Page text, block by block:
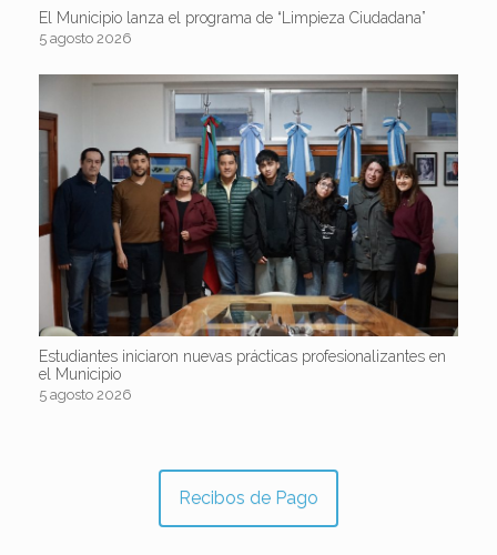
El Municipio lanza el programa de “Limpieza Ciudadana”
5 agosto 2026
Estudiantes iniciaron nuevas prácticas profesionalizantes en
el Municipio
5 agosto 2026
Recibos de Pago